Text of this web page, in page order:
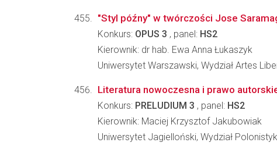
"Styl późny" w twórczości Jose
Konkurs: OPUS 3 , panel: HS2
Kierownik: dr hab. Ewa Anna Łukaszyk
Uniwersytet Warszawski, Wydział Artes
Literatura nowoczesna i prawo
Konkurs: PRELUDIUM 3 , panel: HS2
Kierownik: Maciej Krzysztof Jakubowiak
Uniwersytet Jagielloński, Wydział